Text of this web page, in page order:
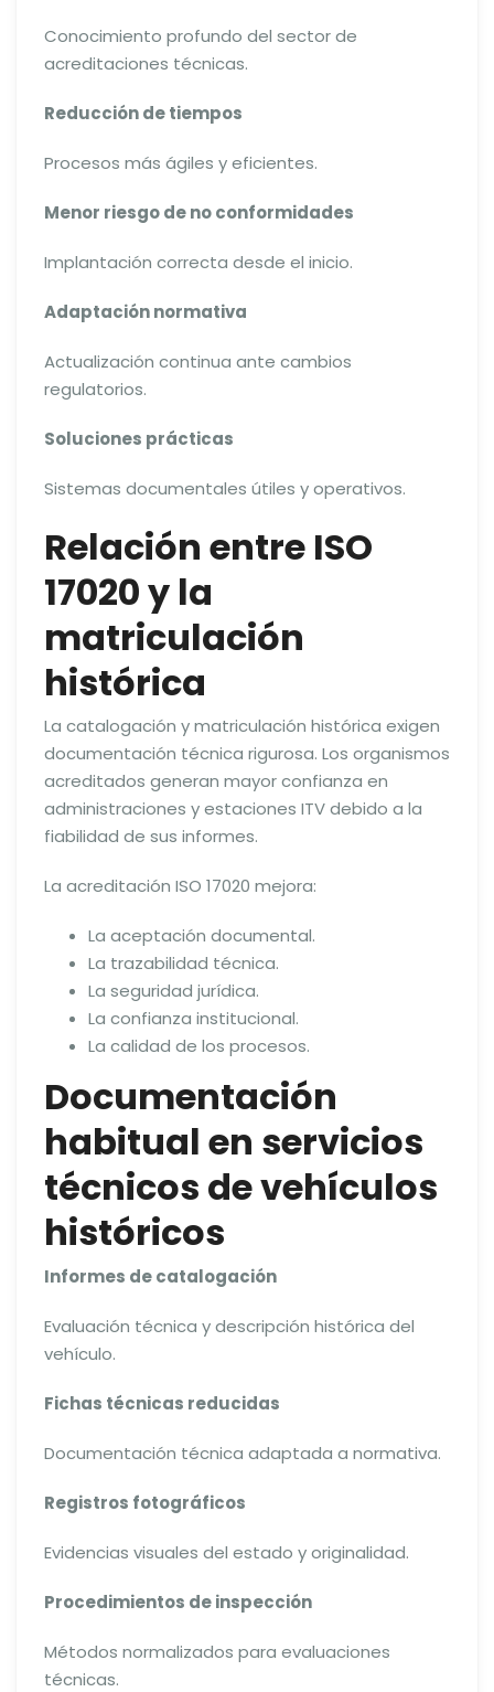
Conocimiento profundo del sector de
acreditaciones técnicas.
Reducción de tiempos
Procesos más ágiles y eficientes.
Menor riesgo de no conformidades
Implantación correcta desde el inicio.
Adaptación normativa
Actualización continua ante cambios
regulatorios.
Soluciones prácticas
Sistemas documentales útiles y operativos.
Relación entre ISO
17020 y la
matriculación
histórica
La catalogación y matriculación histórica exigen
documentación técnica rigurosa. Los organismos
acreditados generan mayor confianza en
administraciones y estaciones ITV debido a la
fiabilidad de sus informes.
La acreditación ISO 17020 mejora:
La aceptación documental.
La trazabilidad técnica.
La seguridad jurídica.
La confianza institucional.
La calidad de los procesos.
Documentación
habitual en servicios
técnicos de vehículos
históricos
Informes de catalogación
Evaluación técnica y descripción histórica del
vehículo.
Fichas técnicas reducidas
Documentación técnica adaptada a normativa.
Registros fotográficos
Evidencias visuales del estado y originalidad.
Procedimientos de inspección
Métodos normalizados para evaluaciones
técnicas.